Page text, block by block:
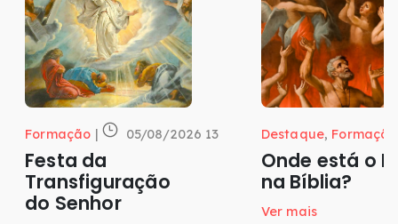
Formação 05/08/2026 13
Festa da
Transfiguração
do Senhor
Destaque, Formação
Onde está o
na Bíblia?
Ver mais